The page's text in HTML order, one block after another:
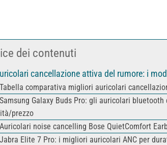
dei contenuti
cancellazione attiva del rumore: i
Tabella comparativa migliori auricolari
Samsung Galaxy Buds Pro: gli auricolari
prezzo
Auricolari noise cancelling Bose QuietComfort
Jabra Elite 7 Pro: i migliori auricolari ANC per